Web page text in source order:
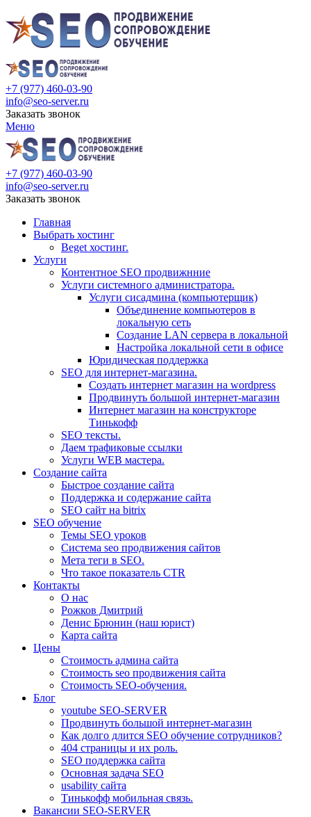
+7 (977) 460-03-90
info@seo-server.ru
Заказать звонок
Меню
+7 (977) 460-03-90
info@seo-server.ru
Заказать звонок
Главная
Выбрать хостинг
Beget хостинг.
Услуги
Контентное SEO продвижнние
Услуги системного администратора.
Услуги сисадмина (компьютерщик)
Объединение компьютеров в
локальную сеть
Создание LAN сервера в локальной
Настройка локальной сети в офисе
Юридическая поддержка
SEO для интернет-магазина.
Создать интернет магазин на wordpress
Продвинуть большой интернет-магазин
Интернет магазин на конструкторе
Тинькофф
SEO тексты.
Даем трафиковые ссылки
Услуги WEB мастера.
Создание сайта
Быстрое создание сайта
Поддержка и содержание сайта
SEO сайт на bitrix
SEO обучение
Темы SEO уроков
Система seo продвижения сайтов
Мета теги в SEO.
Что такое показатель CTR
Контакты
О нас
Рожков Дмитрий
Денис Брюнин (наш юрист)
Карта сайта
Цены
Стоимость админа сайта
Стоимость seo продвижения сайта
Стоимость SEO-обучения.
Блог
youtube SEO-SERVER
Продвинуть большой интернет-магазин
Как долго длится SEO обучение сотрудников?
404 страницы и их роль.
SEO поддержка сайта
Основная задача SEO
usability сайта
Тинькофф мобильная связь.
Вакансии SEO-SERVER